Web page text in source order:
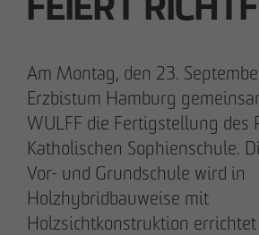
Am Montag, den 23.
Erzbistum Hamburg
WULFF die Fertigstellung des
Katholischen Sophienschule.
Vor- und Grundschule wird in
Holzhybridbauweise mit
Holzsichtkonstruktion
28.05.2026
Berlin-Pankow: OTTO WULFF
Spatenstich für erstes
Holzhybridbauweise